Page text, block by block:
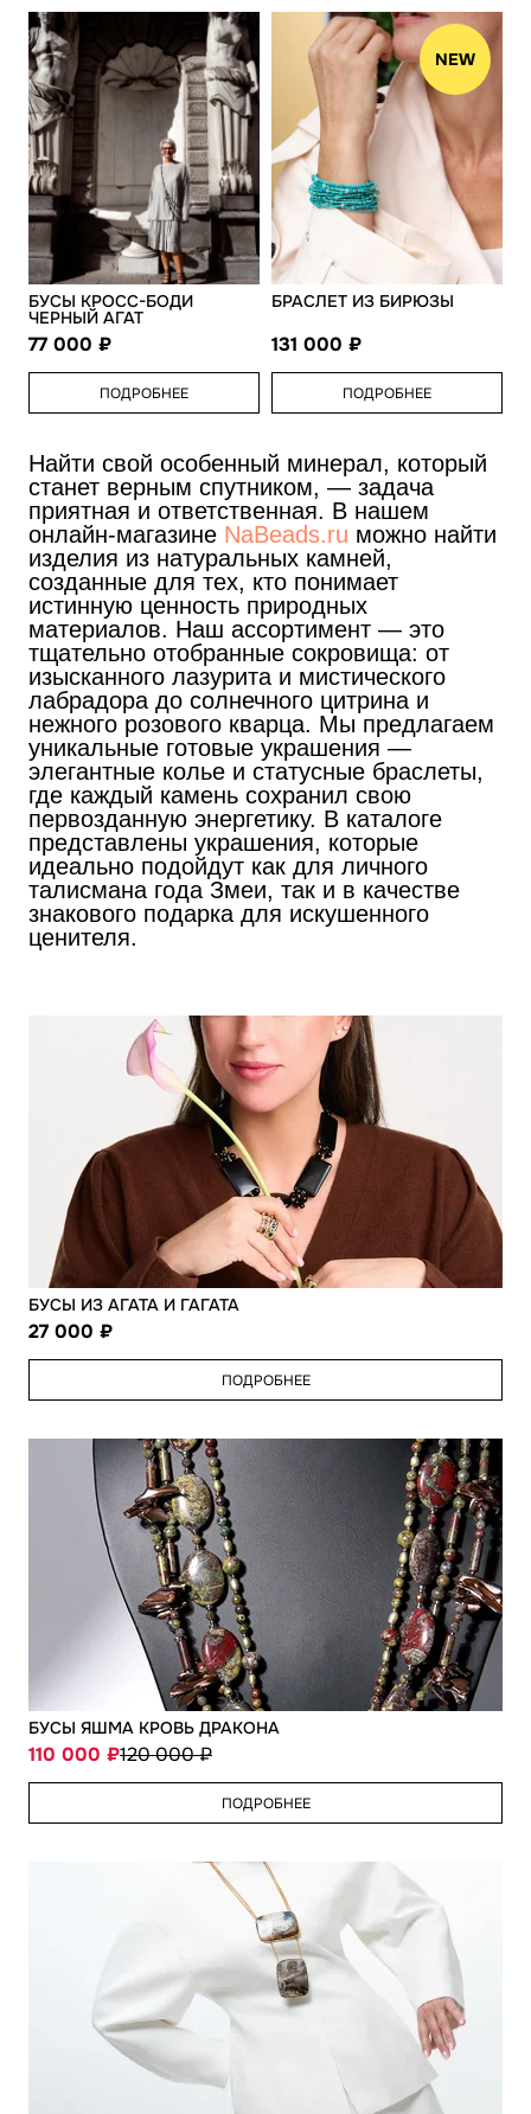
БУСЫ КРОСС-БОДИ
ЧЕРНЫЙ АГАТ
77 000
ПОДРОБНЕЕ
NEW
БРАСЛЕТ ИЗ БИРЮЗЫ
131 000
ПОДРОБНЕЕ
Найти свой особенный минерал, который
станет верным спутником, — задача
приятная и ответственная. В нашем
онлайн-магазине NaBeads.ru можно найти
изделия из натуральных камней,
созданные для тех, кто понимает
истинную ценность природных
материалов. Наш ассортимент — это
тщательно отобранные сокровища: от
изысканного лазурита и мистического
лабрадора до солнечного цитрина и
нежного розового кварца. Мы предлагаем
уникальные готовые украшения —
элегантные колье и статусные браслеты,
где каждый камень сохранил свою
первозданную энергетику. В каталоге
представлены украшения, которые
идеально подойдут как для личного
талисмана года Змеи, так и в качестве
знакового подарка для искушенного
ценителя.
БУСЫ ИЗ АГАТА И ГАГАТА
27 000
ПОДРОБНЕЕ
БУСЫ ЯШМА КРОВЬ ДРАКОНА
110 000 120 000
ПОДРОБНЕЕ